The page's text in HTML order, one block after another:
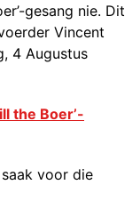
gesang nie. Dit
Vincent
4 Augustus
the Boer’-
voor die